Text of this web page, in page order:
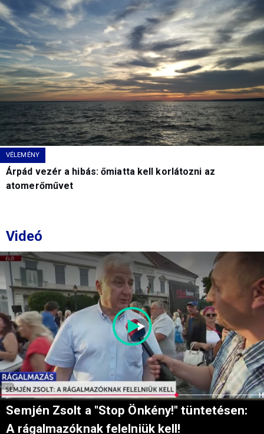
VÉLEMÉNY
Árpád vezér a hibás: őmiatta kell korlátozni az
atomerőművet
Videó
Semjén Zsolt a "Stop Önkény!" tüntetésen:
A rágalmazóknak felelniük kell!